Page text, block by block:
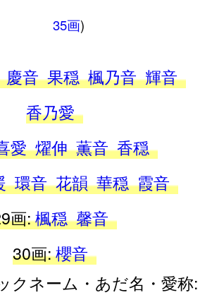
35画)
慶音 果穏 楓乃音 輝音
香乃愛
愛 燿伸 薫音 香穏
環音 花韻 華穏 霞音
画:楓穏 馨音
30画:櫻音
クネーム・あだ名・愛称: